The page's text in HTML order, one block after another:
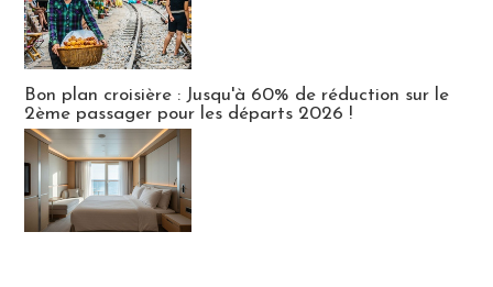
Bon plan croisière : Jusqu'à 60% de réduction sur le
2ème passager pour les départs 2026 !